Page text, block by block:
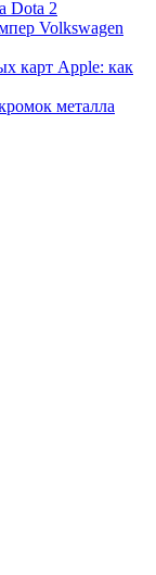
Dota 2
Volkswagen
карт Apple: как
металла